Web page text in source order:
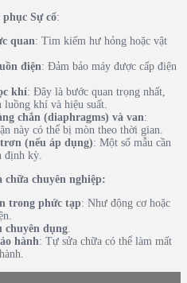
Sự cố:
quan: Tìm kiếm hư hỏng hoặc vật
điện: Đảm bảo máy được cấp điện
khí: Đây là bước quan trọng nhất,
luồng khí và hiệu suất.
chắn (diaphragms) và van:
này có thể bị mòn theo thời gian.
(nếu áp dụng): Một số mẫu cần
định kỳ.
chữa chuyên nghiệp:
trong phức tạp: Như động cơ hoặc
chuyên dụng
hành: Tự sửa chữa có thể làm mất